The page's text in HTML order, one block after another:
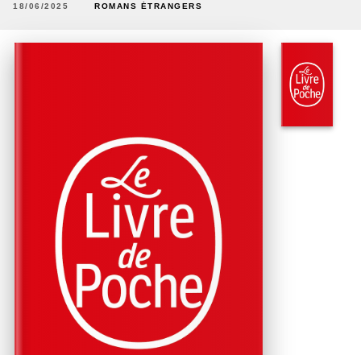
18/06/2025 ROMANS ÉTRANGERS